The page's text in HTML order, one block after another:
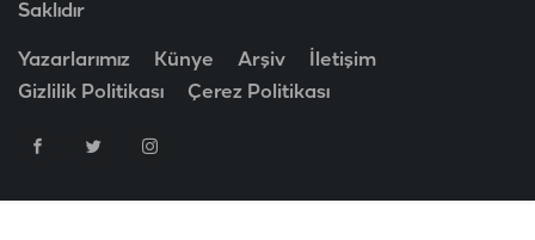
Saklıdır
Yazarlarımız Künye Arşiv
İletişim
Gizlilik Politikası
Çerez Politikası